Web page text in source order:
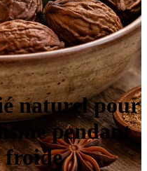
naturel pour
pendant
froide